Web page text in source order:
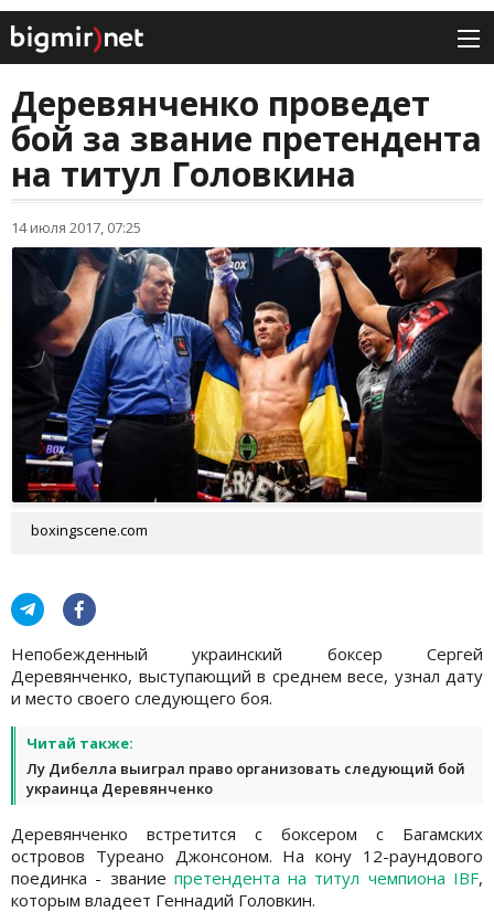
Деревянченко проведет
бой за звание претендента
на титул Головкина
14 июля 2017, 07:25
boxingscene.com
Непобежденный украинский боксер Сергей
Деревянченко, выступающий в среднем весе, узнал дату
и место своего следующего боя.
Читай также:
Лу Дибелла выиграл право организовать следующий бой
украинца Деревянченко
Деревянченко встретится с боксером с Багамских
островов Туреано Джонсоном. На кону 12-раундового
поединка - звание претендента на титул чемпиона IBF,
которым владеет Геннадий Головкин.